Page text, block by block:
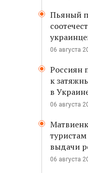
Пьяный
06 августа
Россиян
к
в
06 августа
выдачи
06 августа